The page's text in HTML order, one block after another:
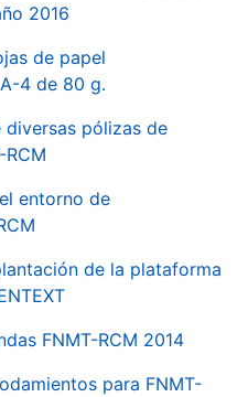
2016
de papel
4 de 80 g.
pólizas de
entorno de
de la plataforma
FNMT-RCM 2014
para FNMT-